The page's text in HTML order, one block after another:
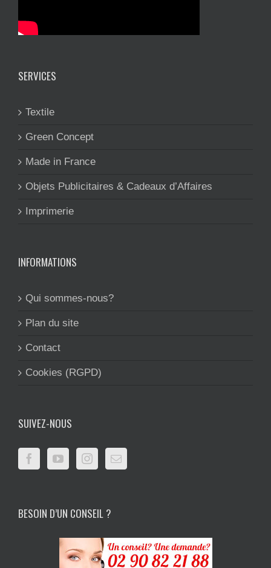
SERVICES
Textile
Green Concept
Made in France
Objets Publicitaires & Cadeaux d’Affaires
Imprimerie
INFORMATIONS
Qui sommes-nous?
Plan du site
Contact
Cookies (RGPD)
SUIVEZ-NOUS
BESOIN D’UN CONSEIL ?